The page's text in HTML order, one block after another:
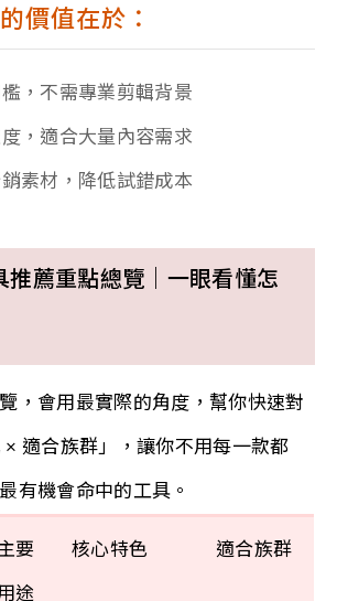
價值在於：
，不需專業剪輯背景
，適合大量內容需求
素材，降低試錯成本
推薦重點總覽｜一眼看懂怎
，會用最實際的角度，幫你快速對
適合族群」，讓你不用每一款都
有機會命中的工具。
要
途
核心特色 適合族群